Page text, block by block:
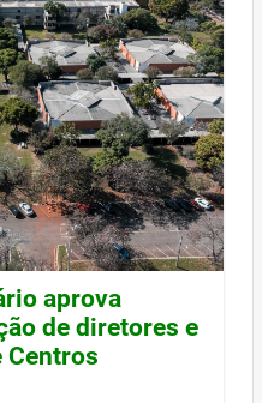
aprova
de diretores e
Centros